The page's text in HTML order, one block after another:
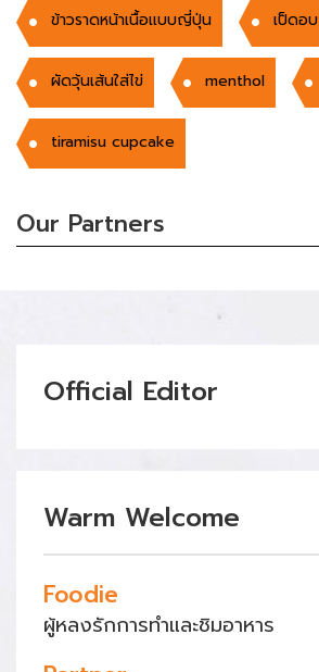
ข้าวราดหน้าเนื้อแบบญี่ปุ่น เป็ดอบ
ผัดวุ้นเส้นใส่ไข่ menthol
tiramisu cupcake
Our Partners
Official Editor
Warm Welcome
Foodie
ผู้หลงรักการทำและชิมอาหาร